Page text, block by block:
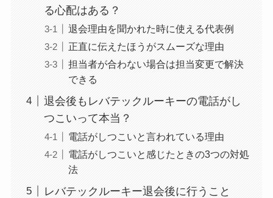
る心配はある？
退会理由を聞かれた時に使える代表例
正直に伝えたほうがスムーズな理由
担当者が合わない場合は担当変更で解決
できる
退会後もレバテックルーキーの電話がし
つこいって本当？
電話がしつこいと言われている理由
電話がしつこいと感じたときの3つの対処
法
レバテックルーキー退会後に行うこと